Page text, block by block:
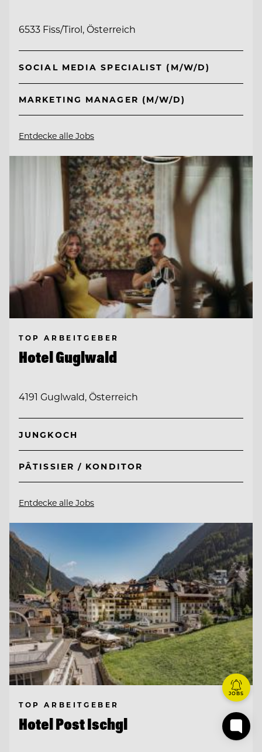
6533 Fiss/Tirol, Österreich
SOCIAL MEDIA SPECIALIST (M/W/D)
MARKETING MANAGER (M/W/D)
Entdecke alle Jobs
TOP ARBEITGEBER
Hotel Guglwald
4191 Guglwald, Österreich
JUNGKOCH
PÂTISSIER / KONDITOR
Entdecke alle Jobs
TOP ARBEITGEBER
Hotel Post Ischgl
JOBS